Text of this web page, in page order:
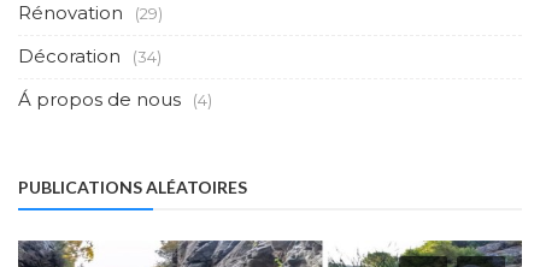
Rénovation (29)
Décoration (34)
Á propos de nous (4)
PUBLICATIONS ALÉATOIRES